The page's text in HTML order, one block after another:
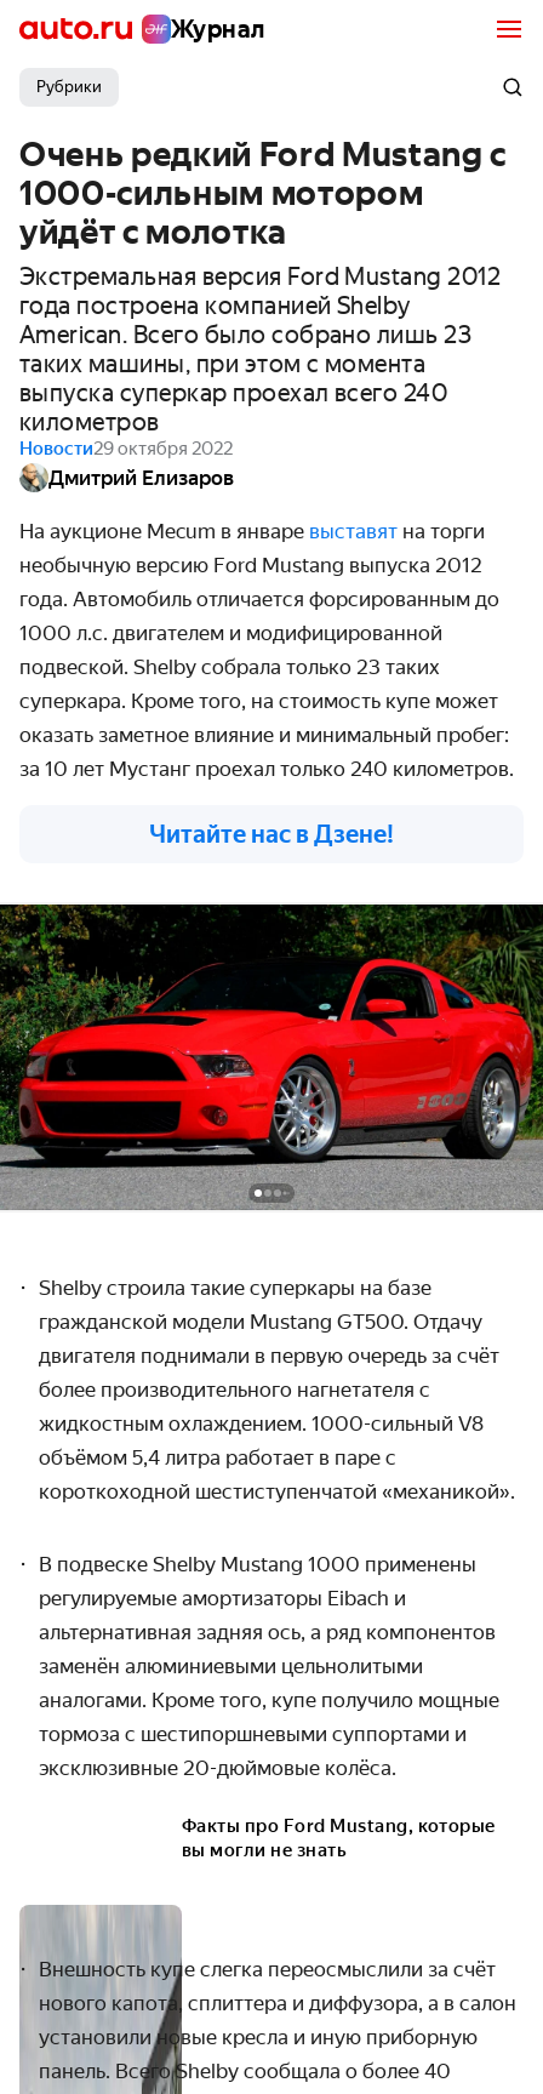
Журнал
Рубрики
Очень редкий Ford Mustang с
1000-сильным мотором
уйдёт с молотка
Экстремальная версия Ford Mustang 2012
года построена компанией Shelby
American. Всего было собрано лишь 23
таких машины, при этом с момента
выпуска суперкар проехал всего 240
километров
Новости29 октября 2022
Дмитрий Елизаров
На аукционе Mecum в январе выставят на торги
необычную версию Ford Mustang выпуска 2012
года. Автомобиль отличается форсированным до
1000 л.с. двигателем и модифицированной
подвеской. Shelby собрала только 23 таких
суперкара. Кроме того, на стоимость купе может
оказать заметное влияние и минимальный пробег:
за 10 лет Мустанг проехал только 240 километров.
Читайте нас в Дзене!
Shelby строила такие суперкары на базе
гражданской модели Mustang GT500. Отдачу
двигателя поднимали в первую очередь за счёт
более производительного нагнетателя с
жидкостным охлаждением. 1000-сильный V8
объёмом 5,4 литра работает в паре с
короткоходной шестиступенчатой «механикой».
В подвеске Shelby Mustang 1000 применены
регулируемые амортизаторы Eibach и
альтернативная задняя ось, а ряд компонентов
заменён алюминиевыми цельнолитыми
аналогами. Кроме того, купе получило мощные
тормоза с шестипоршневыми суппортами и
эксклюзивные 20-дюймовые колёса.
Факты про Ford Mustang, которые
вы могли не знать
Внешность купе слегка переосмыслили за счёт
нового капота, сплиттера и диффузора, а в салон
установили новые кресла и иную приборную
панель. Всего Shelby сообщала о более 40